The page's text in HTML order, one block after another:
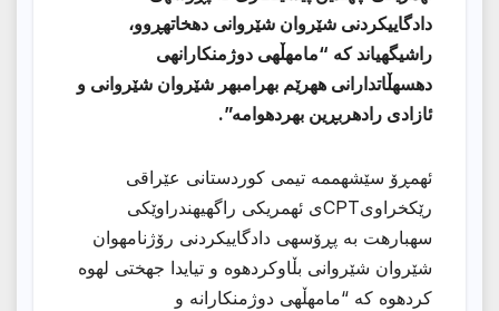
دادگاییكردنی شێروان شێروانی دهخاتهڕوو،
راشیگهیاند كه “مامهڵهی دوژمنكارانهی
دهسهڵاتدارانی ههرێم بهرامبهر شێروان شێروانی و
ئازادی رادهربڕین بهردهوامه”.
ئهمڕۆ سێشهممه تیمی كوردستانی عێراقی
رێكخراویCPTی ئهمریكی راگهیهندراوێكی
سهبارهت به پڕۆسهی دادگاییكردنی رۆژنامهوان
شێروان شێروانی بڵاوكردهوه و تیایدا جهختی لهوه
كردهوه كه “مامهڵهی دوژمنكارانه و